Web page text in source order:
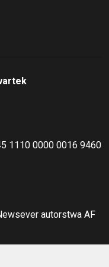
1110 0000 0016 9460
autorstwa AF